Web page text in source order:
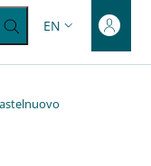
LANGUAGE
EN